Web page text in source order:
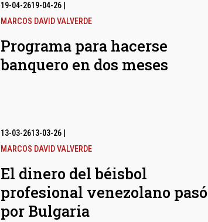
19-04-2619-04-26
MARCOS DAVID VALVERDE
Programa para hacerse
banquero en dos meses
13-03-2613-03-26
MARCOS DAVID VALVERDE
El dinero del béisbol
profesional venezolano pasó
por Bulgaria